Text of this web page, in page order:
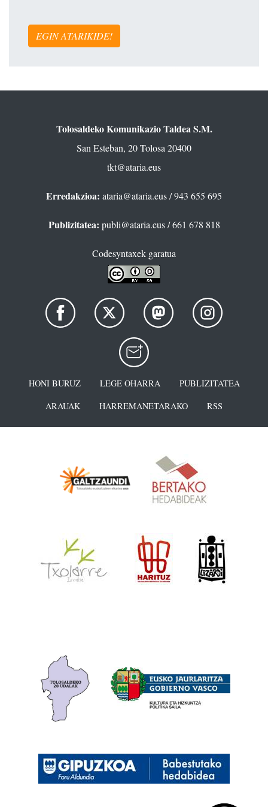
EGIN ATARIKIDE!
Tolosaldeko Komunikazio Taldea S.M.
San Esteban, 20 Tolosa 20400
tkt@ataria.eus
Erredakzioa: ataria@ataria.eus/ 943 655 695
Publizitatea: publi@ataria.eus/ 661 678 818
Codesyntaxek garatua
HONI BURUZ LEGE OHARRA
PUBLIZITATEA
ARAUAK
HARREMANETARAKO RSS